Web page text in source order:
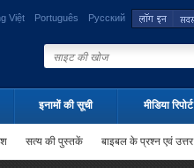
Việt Português Русский
इनामों की सूची मीडिया रिपोर्ट
सत्य की पुस्तकें बाइबल के प्रश्न एवं उत्तर